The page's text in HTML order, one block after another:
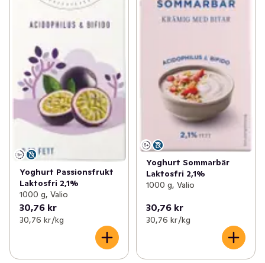
Yoghurt Passionsfrukt
Laktosfri 2,1%
1000 g, Valio
30,76 kr
30,76 kr /kg
Yoghurt Sommarbär
Laktosfri 2,1%
1000 g, Valio
30,76 kr
30,76 kr /kg